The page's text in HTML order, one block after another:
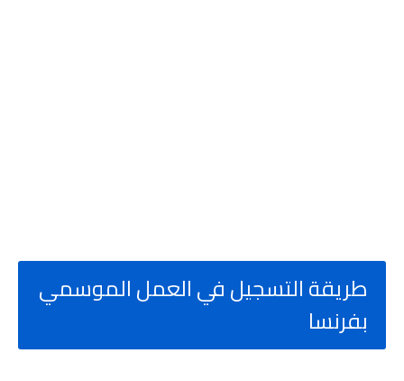
طريقة التسجيل في العمل الموسمي
بفرنسا